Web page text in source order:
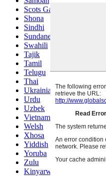
Scots Gaelic
Shona
Sindhi
Sundanese
Swahili
Tajik
Tamil
Telugu
Thai
Ukrainian
Urdu
Uzbek
Vietnamese
Welsh
Xhosa
Yiddish
Yoruba
Zulu
Kinyarwanda